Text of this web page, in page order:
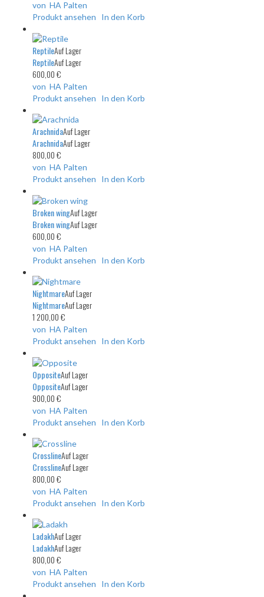
von HA Palten
Produkt ansehen
In den Korb
ReptileAuf Lager
ReptileAuf Lager
600,00 €
von HA Palten
Produkt ansehen
In den Korb
ArachnidaAuf Lager
ArachnidaAuf Lager
800,00 €
von HA Palten
Produkt ansehen
In den Korb
Broken wingAuf Lager
Broken wingAuf Lager
600,00 €
von HA Palten
Produkt ansehen
In den Korb
NightmareAuf Lager
NightmareAuf Lager
1 200,00 €
von HA Palten
Produkt ansehen
In den Korb
OppositeAuf Lager
OppositeAuf Lager
900,00 €
von HA Palten
Produkt ansehen
In den Korb
CrosslineAuf Lager
CrosslineAuf Lager
800,00 €
von HA Palten
Produkt ansehen
In den Korb
LadakhAuf Lager
LadakhAuf Lager
800,00 €
von HA Palten
Produkt ansehen
In den Korb